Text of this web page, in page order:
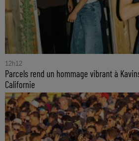
12h12
Parcels rend un hommage vibrant à
Californie